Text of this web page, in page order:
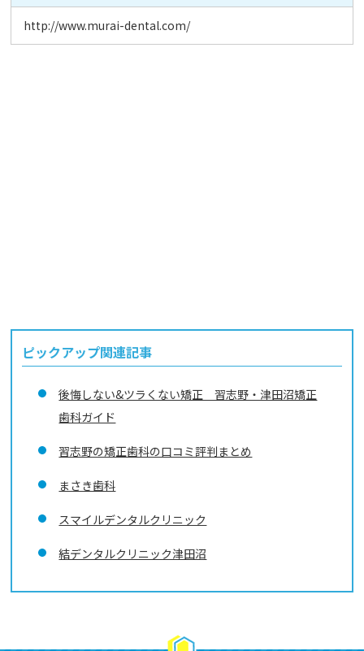
http://www.murai-dental.com/
ピックアップ関連記事
後悔しない&ツラくない矯正 習志野・津田沼矯正
歯科ガイド
習志野の矯正歯科の口コミ評判まとめ
まさき歯科
スマイルデンタルクリニック
結デンタルクリニック津田沼